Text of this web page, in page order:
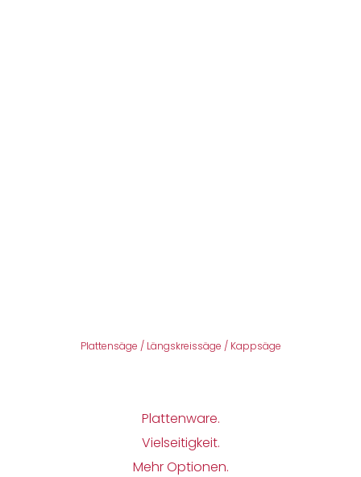
Plattensäge / Längskreissäge / Kappsäge
Plattenware.
Vielseitigkeit.
Mehr Optionen.